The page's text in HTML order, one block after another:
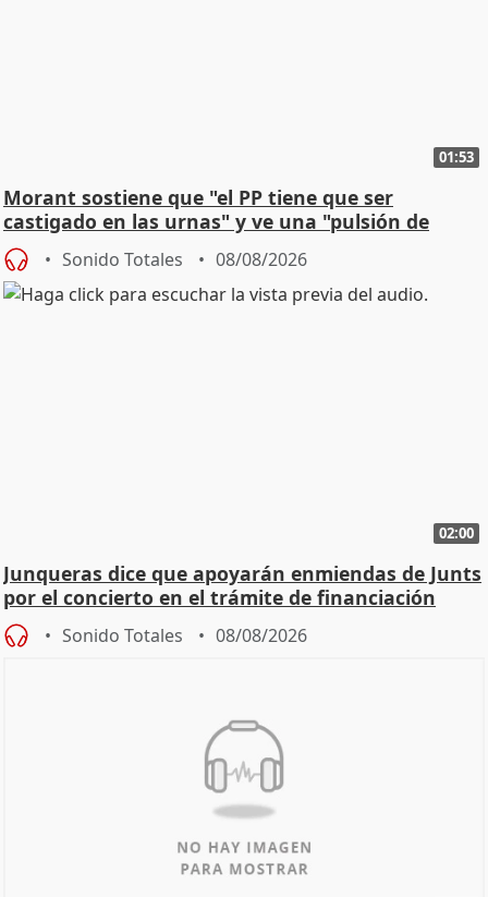
01:53
Morant sostiene que "el PP tiene que ser
castigado en las urnas" y ve una "pulsión de
cambio"
Sonido Totales 08/08/2026
02:00
Junqueras dice que apoyarán enmiendas de Junts
por el concierto en el trámite de financiación
Sonido Totales 08/08/2026